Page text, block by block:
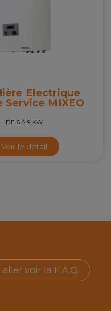
Electrique
Service MIXEO
DE 6 À 9 KW
Voir le détail
aller voir la F.A.Q